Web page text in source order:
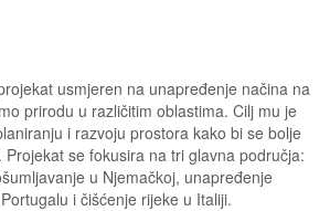
usmjeren na unapređenje načina na
prirodu u različitim oblastima. Cilj mu je
i razvoju prostora kako bi se bolje
se fokusira na tri glavna područja:
u Njemačkoj, unapređenje
i čišćenje rijeke u Italiji.